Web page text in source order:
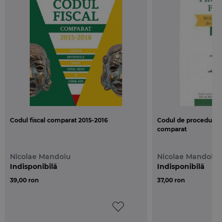
1)50% din cheltuielile aferente vehiculelor rutiere
motorizate care nu sunt utilizate exclusiv in scopul
actlvItAtli economice, cu o masa totala maxima
autorizata care sa nu depaseasca 3.500 kg si care
sa nu aiba mai mult de 9 scaune de pasageri,
incluzand sl scaunul soferului, aflate in
proprietatea sau in folosinta contribuabilului.
Aceste cheltuieli sunt integral deductibile pentru
oricare dintre urmatoarele categorii:
urgenta, servicii de paza si protectie si servicii de
curierat;
Codul fiscal comparat 2015-2016
Nicolae Mandoiu
39,00 ron
Indisponibilă
Codul de procedura
comparat
Nicolae Mandoiu
37,00 ron
Indisponibilă